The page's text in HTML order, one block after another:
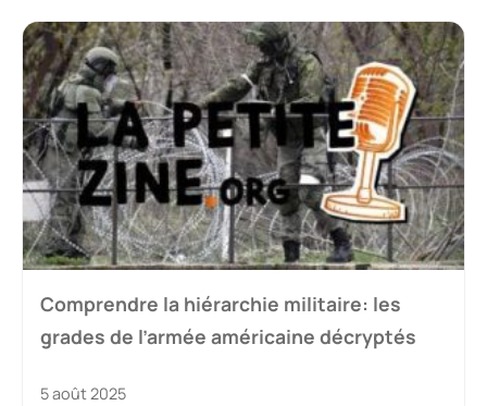
Comprendre la hiérarchie militaire: les
grades de l’armée américaine décryptés
5 août 2025